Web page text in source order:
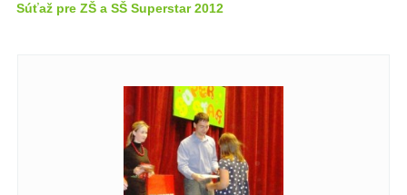
Súťaž pre ZŠ a SŠ Superstar 2012